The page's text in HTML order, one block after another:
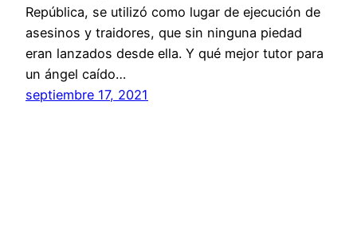
República, se utilizó como lugar de ejecución de
asesinos y traidores, que sin ninguna piedad
eran lanzados desde ella. Y qué mejor tutor para
un ángel caído…
septiembre 17, 2021